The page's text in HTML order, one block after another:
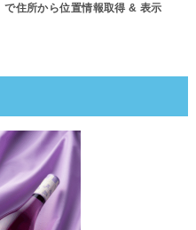
で住所から位置情報取得 & 表示